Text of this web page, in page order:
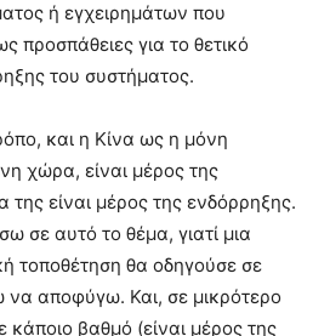
ή εγχειρημάτων που
προσπάθειες για το θετικό
του συστήματος.
και η Κίνα ως η μόνη
χώρα, είναι μέρος της
της είναι μέρος της ενδόρρηξης.
σε αυτό το θέμα, γιατί μια
τοποθέτηση θα οδηγούσε σε
να αποφύγω. Και, σε μικρότερο
βαθμό (είναι μέρος της